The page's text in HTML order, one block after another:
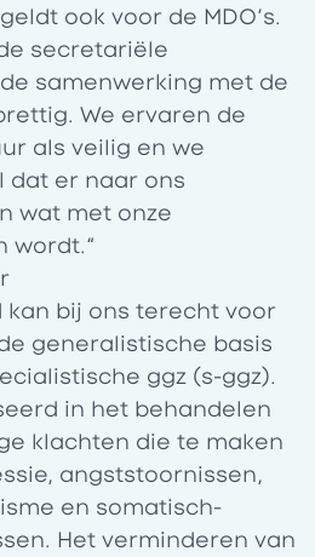
ook voor de MDO’s.
secretariële
samenwerking met de
We ervaren de
als veilig en we
dat er naar ons
wat met onze
wordt.“
kan bij ons terecht voor
generalistische basis
ggz (s-ggz).
in het behandelen
klachten die te maken
angststoornissen,
en somatisch-
Het verminderen van